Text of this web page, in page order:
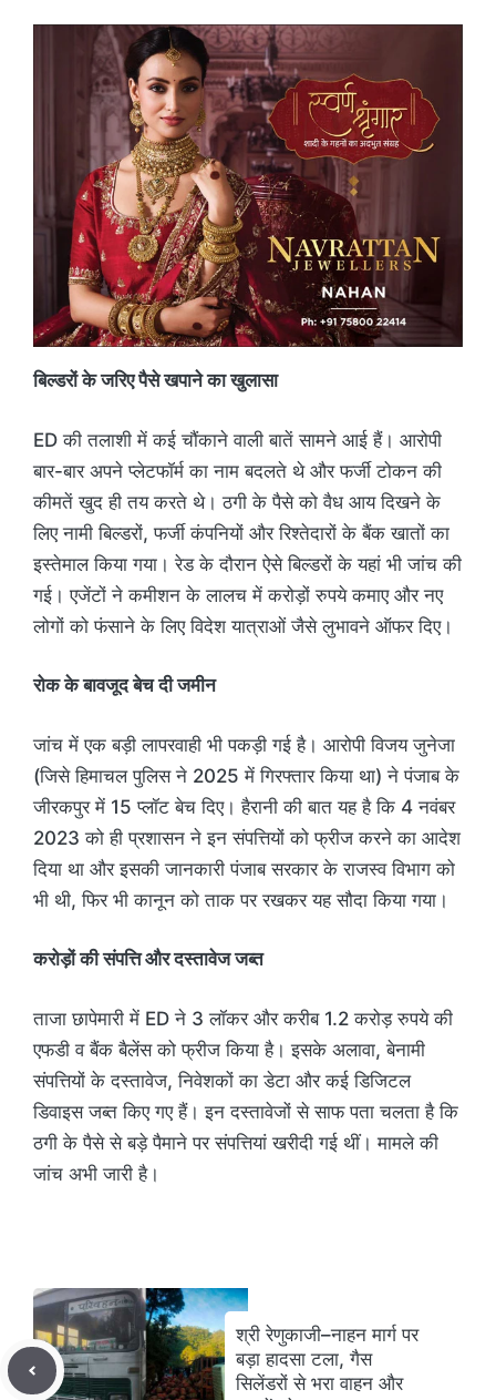
बिल्डरों के जरिए पैसे खपाने का खुलासा
ED की तलाशी में कई चौंकाने वाली बातें सामने आई हैं। आरोपी
बार-बार अपने प्लेटफॉर्म का नाम बदलते थे और फर्जी टोकन की
कीमतें खुद ही तय करते थे। ठगी के पैसे को वैध आय दिखने के
लिए नामी बिल्डरों, फर्जी कंपनियों और रिश्तेदारों के बैंक खातों का
इस्तेमाल किया गया। रेड के दौरान ऐसे बिल्डरों के यहां भी जांच की
गई। एजेंटों ने कमीशन के लालच में करोड़ों रुपये कमाए और नए
लोगों को फंसाने के लिए विदेश यात्राओं जैसे लुभावने ऑफर दिए।
रोक के बावजूद बेच दी जमीन
जांच में एक बड़ी लापरवाही भी पकड़ी गई है। आरोपी विजय जुनेजा
(जिसे हिमाचल पुलिस ने 2025 में गिरफ्तार किया था) ने पंजाब के
जीरकपुर में 15 प्लॉट बेच दिए। हैरानी की बात यह है कि 4 नवंबर
2023 को ही प्रशासन ने इन संपत्तियों को फ्रीज करने का आदेश
दिया था और इसकी जानकारी पंजाब सरकार के राजस्व विभाग को
भी थी, फिर भी कानून को ताक पर रखकर यह सौदा किया गया।
करोड़ों की संपत्ति और दस्तावेज जब्त
ताजा छापेमारी में ED ने 3 लॉकर और करीब 1.2 करोड़ रुपये की
एफडी व बैंक बैलेंस को फ्रीज किया है। इसके अलावा, बेनामी
संपत्तियों के दस्तावेज, निवेशकों का डेटा और कई डिजिटल
डिवाइस जब्त किए गए हैं। इन दस्तावेजों से साफ पता चलता है कि
ठगी के पैसे से बड़े पैमाने पर संपत्तियां खरीदी गई थीं। मामले की
जांच अभी जारी है।
श्री रेणुकाजी–नाहन मार्ग पर
बड़ा हादसा टला, गैस
सिलेंडरों से भरा वाहन और